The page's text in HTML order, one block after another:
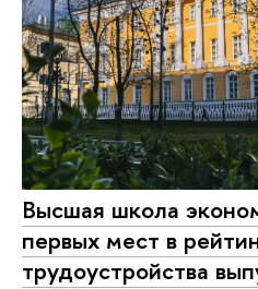
Высшая школа
первых мест в
трудоустройства